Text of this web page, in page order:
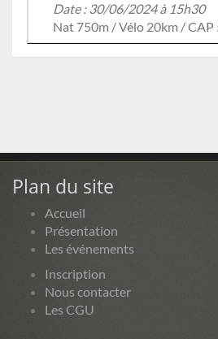
Date : 30/06/2024 à 15h30
Nat 750m / Vélo 20km / CAP
Plan du site
Accueil
Présentation
Les événements
Inscription
Nous contacter
Les CGU